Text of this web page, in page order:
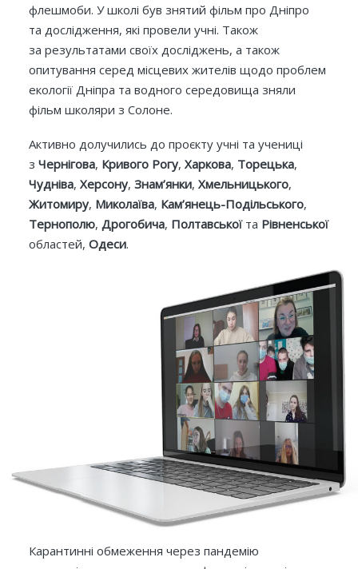
флешмоби. У школі був знятий фільм про Дніпро
та дослідження, які провели учні. Також
за результатами своїх досліджень, а також
опитування серед місцевих жителів щодо проблем
екології Дніпра та водного середовища зняли
фільм школяри з Солоне.
Активно долучились до проєкту учні та учениці
з Чернігова, Кривого Рогу, Харкова, Торецька,
Чудніва, Херсону, Знам’янки, Хмельницького,
Житомиру, Миколаїва, Кам’янець-Подільського,
Тернополю, Дрогобича, Полтавської та Рівненської
областей, Одеси.
Карантинні обмеження через пан­демію